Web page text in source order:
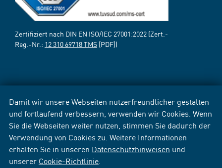
Damit wir unsere Webseiten nutzerfreundlicher gestalten
und fortlaufend verbessern, verwenden wir Cookies. Wenn
Sie die Webseiten weiter nutzen, stimmen Sie dadurch der
Verwendung von Cookies zu. Weitere Informationen
erhalten Sie in unseren Datenschutzhinweisen und
unserer Cookie-Richtlinie
Zertifiziert nach DIN EN ISO/IEC 27001:2022 (Zert.-
Reg.-Nr.: 12 310 69718 TMS [PDF])